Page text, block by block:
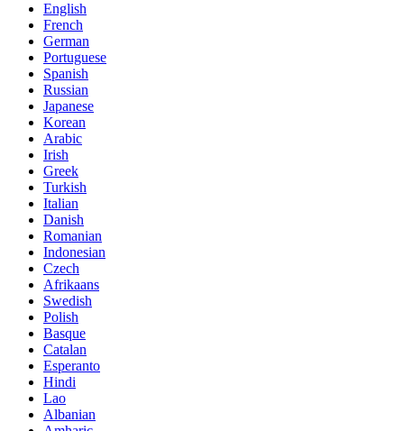
English
French
German
Portuguese
Spanish
Russian
Japanese
Korean
Arabic
Irish
Greek
Turkish
Italian
Danish
Romanian
Indonesian
Czech
Afrikaans
Swedish
Polish
Basque
Catalan
Esperanto
Hindi
Lao
Albanian